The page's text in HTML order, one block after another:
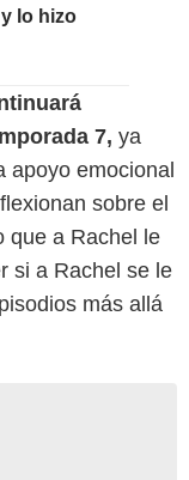
lo hizo
7, ya
apoyo emocional
sobre el
que a Rachel le
si a Rachel se le
más allá